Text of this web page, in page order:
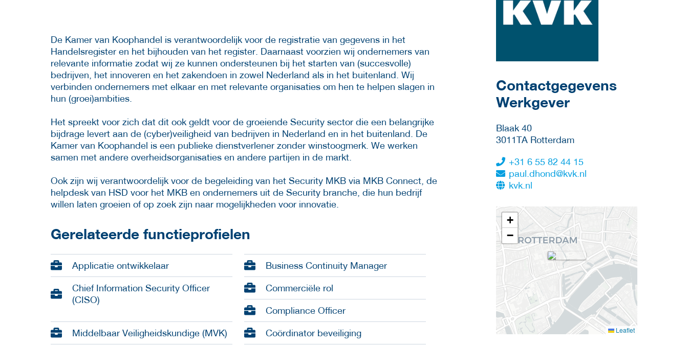
De Kamer van Koophandel is verantwoordelijk voor de registratie van gegevens in het
Handelsregister en het bijhouden van het register. Daarnaast voorzien wij ondernemers van
relevante informatie zodat wij ze kunnen ondersteunen bij het starten van (succesvolle)
bedrijven, het innoveren en het zakendoen in zowel Nederland als in het buitenland. Wij
verbinden ondernemers met elkaar en met relevante organisaties om hen te helpen slagen in
hun (groei)ambities.
Het spreekt voor zich dat dit ook geldt voor de groeiende Security sector die een belangrijke
bijdrage levert aan de (cyber)veiligheid van bedrijven in Nederland en in het buitenland. De
Kamer van Koophandel is een publieke dienstverlener zonder winstoogmerk. We werken
samen met andere overheidsorganisaties en andere partijen in de markt.
Ook zijn wij verantwoordelijk voor de begeleiding van het Security MKB via MKB Connect, de
helpdesk van HSD voor het MKB en ondernemers uit de Security branche, die hun bedrijf
willen laten groeien of op zoek zijn naar mogelijkheden voor innovatie.
Gerelateerde functieprofielen
Applicatie ontwikkelaar Business Continuity Manager
Chief Information Security Officer
(CISO)
Commerciële rol
Compliance Officer
Middelbaar Veiligheidskundige (MVK) Coördinator beveiliging
ga naar website
Contactgegevens
Werkgever
Blaak 40
3011TA Rotterdam
+31 6 55 82 44 15
paul.dhond@kvk.nl
kvk.nl
+
−
Leaflet